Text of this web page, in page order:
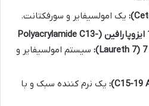
یک امولسیفایر و سورفکتانت.
پلی آکریلامید سی 13-14 ایزوپارافین (Polyacrylamide C13-
سیستم امولسیفایر و
یک نرم کننده سبک و با